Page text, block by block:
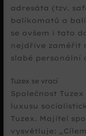
adresáta (tzv.
balíkomatů a
se ovšem i tato
nejdříve zaměřit
slabé personální
Tuzex se vrací
Společnost
luxusu
Tuzex. Majitel
vysvětluje: